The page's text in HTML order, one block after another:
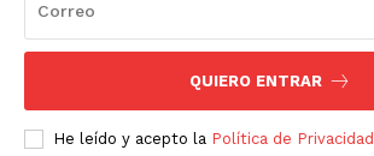
QUIERO ENTRAR
He leído y acepto la Política de Privacidad